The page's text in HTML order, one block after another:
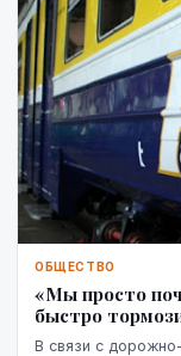
ОБЩЕСТВО
«Мы просто
быстро
В связи с